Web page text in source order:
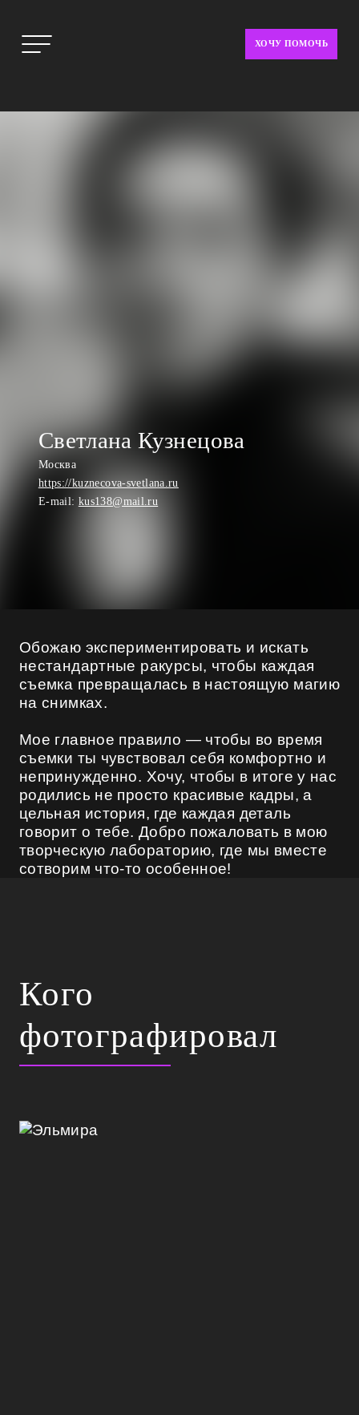
ХОЧУ ПОМОЧЬ
Светлана Кузнецова
Москва
https://kuznecova-svetlana.ru
E-mail: kus138@mail.ru
Обожаю экспериментировать и искать
нестандартные ракурсы, чтобы каждая
съемка превращалась в настоящую магию
на снимках.
Мое главное правило — чтобы во время
съемки ты чувствовал себя комфортно и
непринужденно. Хочу, чтобы в итоге у нас
родились не просто красивые кадры, а
цельная история, где каждая деталь
говорит о тебе. Добро пожаловать в мою
творческую лабораторию, где мы вместе
сотворим что-то особенное!
Кого
фотографировал